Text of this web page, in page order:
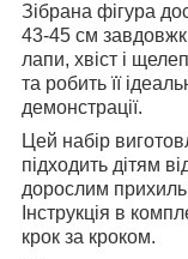
Зібрана фігура
43-45 см
лапи, хвіст і
та робить її
демонстрації.
Цей набір
підходить дітям
дорослим
Інструкція в
крок за кроком.